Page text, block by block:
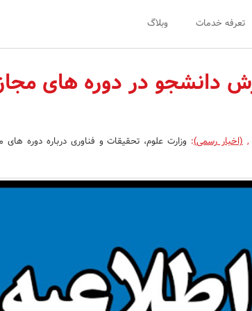
تعرفه خدمات وبلاگ
دانشجو در دوره های
,(اخبار رسمی): وزارت علوم، تحقیقات و فناوری درباره دوره های